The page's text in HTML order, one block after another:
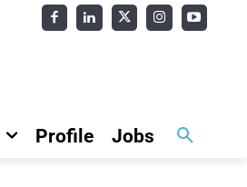
Profile Jobs